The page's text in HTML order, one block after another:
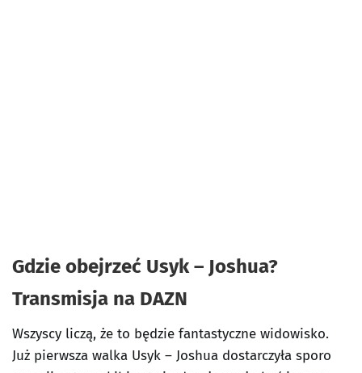
Gdzie obejrzeć Usyk – Joshua?
Transmisja na DAZN
Wszyscy liczą, że to będzie fantastyczne widowisko.
Już pierwsza walka Usyk – Joshua dostarczyła sporo